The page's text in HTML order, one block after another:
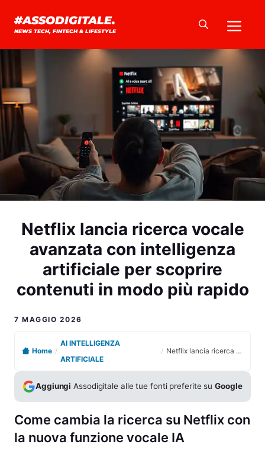
#ASSODIGITALE.
NEWS TECH, FINTECH & LIFESTYLE
Netflix lancia ricerca vocale
avanzata con intelligenza
artificiale per scoprire
contenuti in modo più rapido
7 MAGGIO 2026
Home /
AI INTELLIGENZA
ARTIFICIALE
/ Netflix lancia ricerca vocale avanzata con intelligenza artificiale per scoprire contenuti in modo più rapido
Aggiungi Assodigitale alle tue fonti preferite suGoogle
Come cambia la ricerca su Netflix con
la nuova funzione vocale IA